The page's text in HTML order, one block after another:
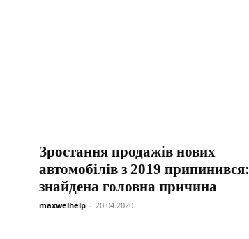
Зростання продажів нових
автомобілів з 2019 припинився:
знайдена головна причина
maxwelhelp - 20.04.2020